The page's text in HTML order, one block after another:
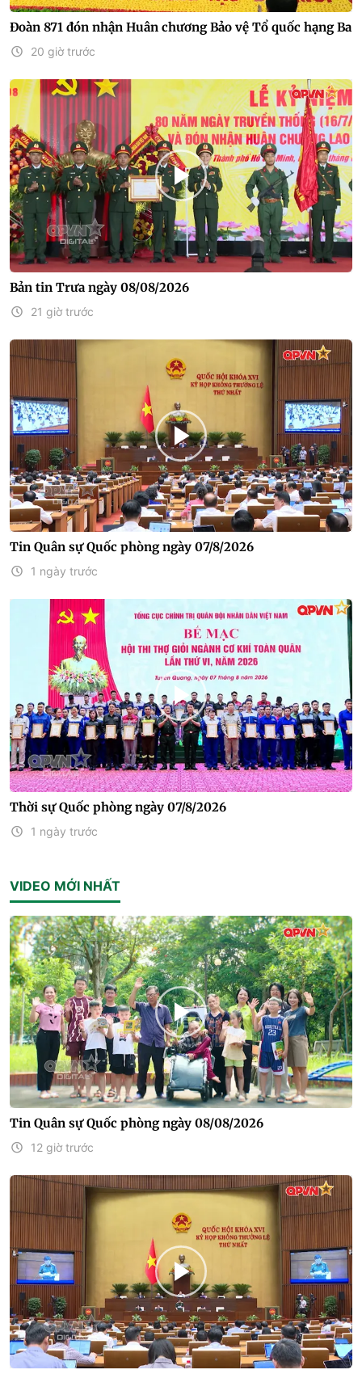
Đoàn 871 đón nhận Huân chương Bảo vệ Tổ quốc hạng Ba
20 giờ trước
Bản tin Trưa ngày 08/08/2026
21 giờ trước
Tin Quân sự Quốc phòng ngày 07/8/2026
1 ngày trước
Thời sự Quốc phòng ngày 07/8/2026
1 ngày trước
VIDEO MỚI NHẤT
Tin Quân sự Quốc phòng ngày 08/08/2026
12 giờ trước